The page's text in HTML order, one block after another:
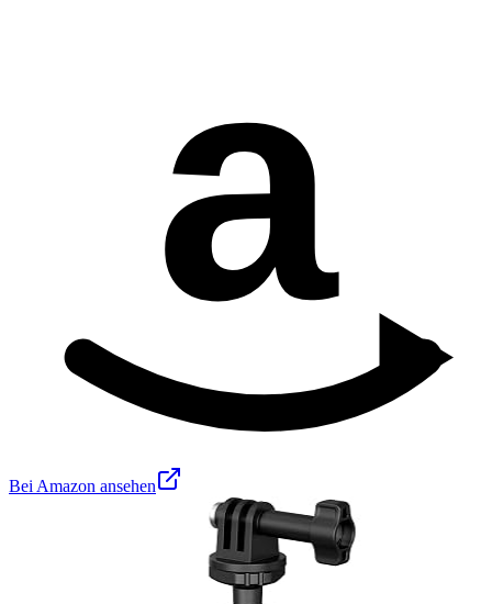
a
Bei Amazon ansehen